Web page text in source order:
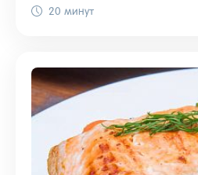
20 минут